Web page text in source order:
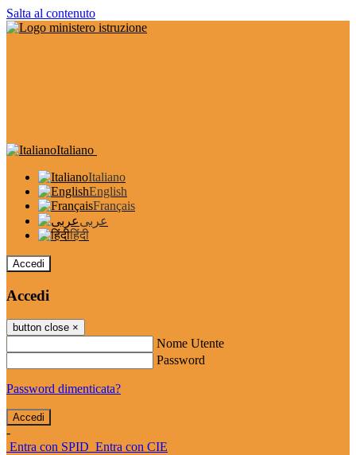
Salta al contenuto
Italiano
Italiano
English
Français
عربى
हिंदी
Accedi
Accedi
button close ×
Nome Utente
Password
Password dimenticata?
-
Entra con SPID Entra con CIE